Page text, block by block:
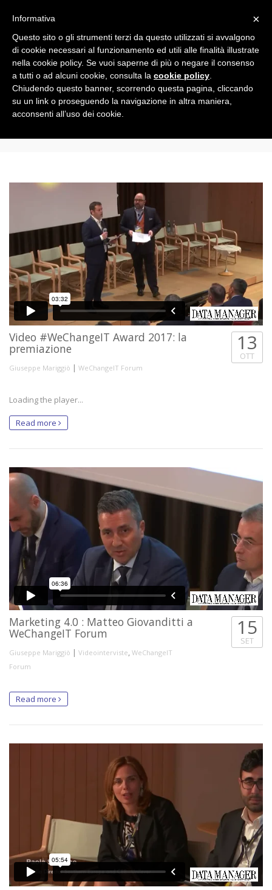
All
wechangeit2017
Video #WeChangeIT Award 2017: la
premiazione
Giuseppe Mariggiò | WeChangeIT Forum
13
OTT
Loading the player...
Read more
Marketing 4.0 : Matteo Giovanditti a
WeChangeIT Forum
Giuseppe Mariggiò | Videointerviste, WeChangeIT
Forum
15
SET
Read more
×
Informativa
Questo sito o gli strumenti terzi da questo utilizzati si avvalgono
di cookie necessari al funzionamento ed utili alle finalità illustrate
nella cookie policy. Se vuoi saperne di più o negare il consenso
a tutti o ad alcuni cookie, consulta la cookie policy
Chiudendo questo banner, scorrendo questa pagina, cliccando
su un link o proseguendo la navigazione in altra maniera,
acconsenti all’uso dei cookie.